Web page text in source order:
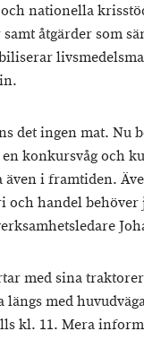
nationella
åtgärder som
det ingen mat. Nu
konkursvåg och
i framtiden.
och handel
med sina
längs med
kl. 11. Mera